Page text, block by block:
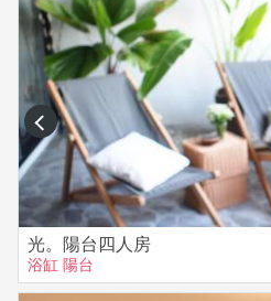
網路 ： 全館無線 wifi
早餐 ： 隱。半島空中花園早餐
間(PM3:00~PM5:00)
停車場 ：專屬免費+共用
prev
光。陽台四人房
浴缸 陽台